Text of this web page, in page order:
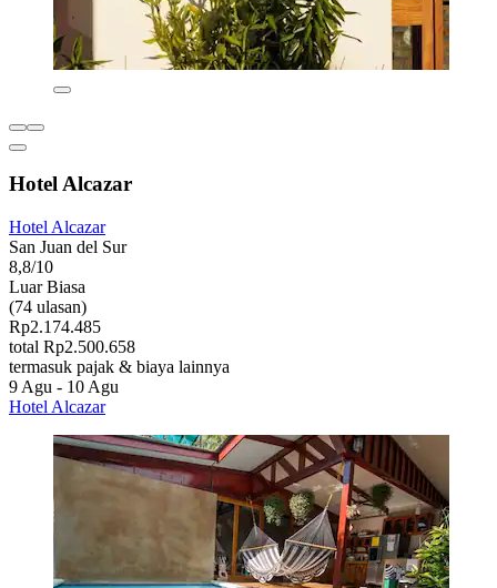
Hotel Alcazar
Hotel Alcazar
San Juan del Sur
8,8/10
Luar Biasa
(74 ulasan)
Rp2.174.485
total Rp2.500.658
termasuk pajak & biaya lainnya
9 Agu - 10 Agu
Hotel Alcazar